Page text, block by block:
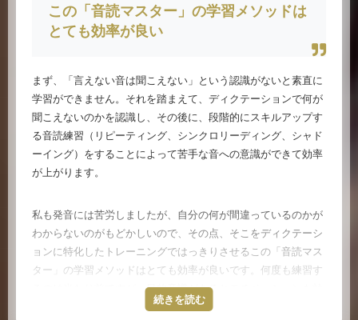
わかります。
必ず音読をしてもらうのですが、続けている方は確実に上達し
ています。（私はコンサルティングをを毎月２０件以上担当し
ていますが、わたしのコンサルを継続的に受けてくれている生
徒さんの中で実際毎日継続して練習して下さっている方はダイ
ヤモンドメンバーシップ＋で二人、サミットで１名だけです。
この方たちは全員、音読そのものだけでなく、リスニングや読
「発音ができるようになるとリスニング力があがる」というの
は本当なので、「音読とディクテーション」に加えて、リスニ
ングの練習も間に挟んでいますので、リスニング力も向上して
いることを実感してもらえる良い機会となるはずです。
この「音読マスター」の学習メソッドは
とても効率が良い
まず、「言えない音は聞こえない」という認識がないと素直に
学習ができません。それを踏まえて、ディクテーションで何が
聞こえないのかを認識し、その後に、段階的にスキルアップす
る音読練習（リピーティング、シンクロリーディング、シャド
ーイング）をすることによって苦手な音への意識ができて効率
が上がります。
私も発音には苦労しましたが、自分の何が間違っているのかが
わからないのがもどかしいので、その点、そこをディクテーシ
ョンに特化したトレーニングではっきりさせるこの「音読マス
ター」の学習メソッドはとても効率が良いです。何度も練習す
るのは当たり前ですが、目的意識があるとモチベーションも効
果も違うはずですから。
続きを読む